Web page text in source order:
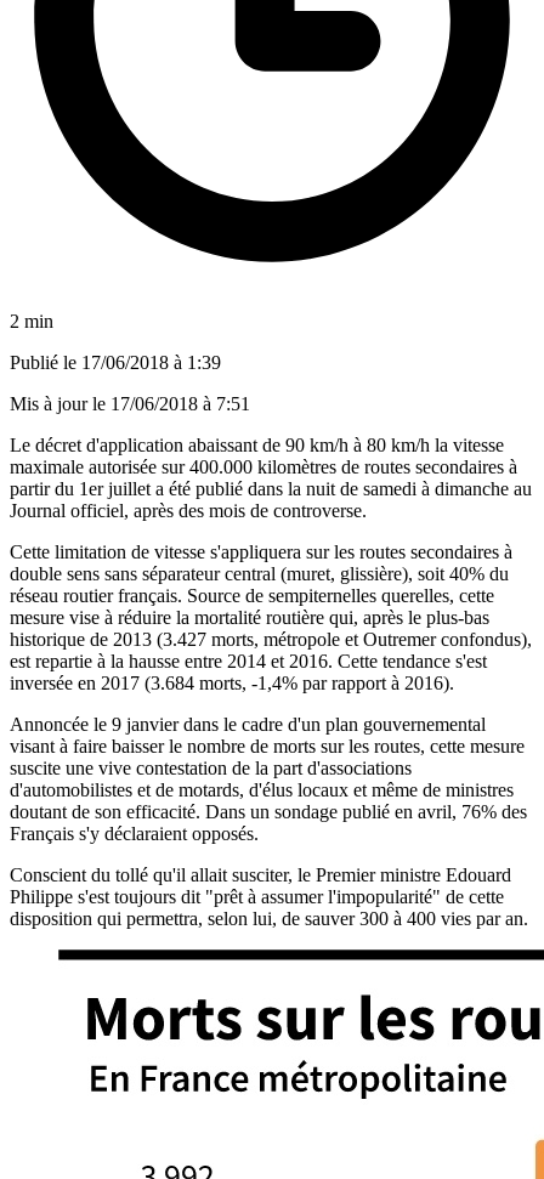
2 min
Publié le 17/06/2018 à 1:39
Mis à jour le 17/06/2018 à 7:51
Le décret d'application abaissant de 90 km/h à 80 km/h la vitesse
maximale autorisée sur 400.000 kilomètres de routes secondaires à
partir du 1er juillet a été publié dans la nuit de samedi à dimanche au
Journal officiel, après des mois de controverse.
Cette limitation de vitesse s'appliquera sur les routes secondaires à
double sens sans séparateur central (muret, glissière), soit 40% du
réseau routier français. Source de sempiternelles querelles, cette
mesure vise à réduire la mortalité routière qui, après le plus-bas
historique de 2013 (3.427 morts, métropole et Outremer confondus),
est repartie à la hausse entre 2014 et 2016. Cette tendance s'est
inversée en 2017 (3.684 morts, -1,4% par rapport à 2016).
Annoncée le 9 janvier dans le cadre d'un plan gouvernemental
visant à faire baisser le nombre de morts sur les routes, cette mesure
suscite une vive contestation de la part d'associations
d'automobilistes et de motards, d'élus locaux et même de ministres
doutant de son efficacité. Dans un sondage publié en avril, 76% des
Français s'y déclaraient opposés.
Conscient du tollé qu'il allait susciter, le Premier ministre Edouard
Philippe s'est toujours dit "prêt à assumer l'impopularité" de cette
disposition qui permettra, selon lui, de sauver 300 à 400 vies par an.